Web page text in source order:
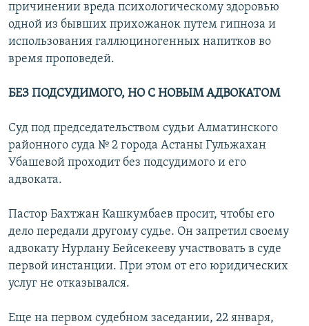
причинении вреда психологическому здоровью
одной из бывших прихожанок путем гипноза и
использования галлюциногенных напитков во
время проповедей.
БЕЗ ПОДСУДИМОГО, НО С НОВЫМ АДВОКАТОМ
Суд под председательством судьи Алматинского
районного суда № 2 города Астаны Гульжахан
Убашевой проходит без подсудимого и его
адвоката.
Пастор Бахтжан Кашкумбаев просит, чтобы его
дело передали другому судье. Он запретил своему
адвокату Нурлану Бейсекееву участвовать в суде
первой инстанции. При этом от его юридических
услуг не отказывался.
Еще на первом судебном заседании, 22 января,